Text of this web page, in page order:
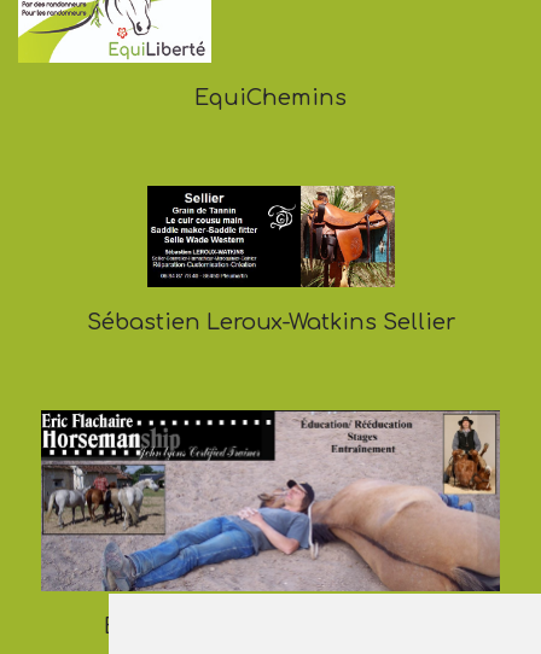
EquiChemins
Sébastien Leroux-Watkins Sellier
Eric Flachaire Horseman ship